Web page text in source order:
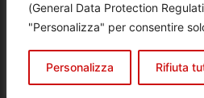
(General Data Protection
"Personalizza" per consentire
Personalizza Rifiuta
COMMERCIALE
commerciale@quattromorinews.it